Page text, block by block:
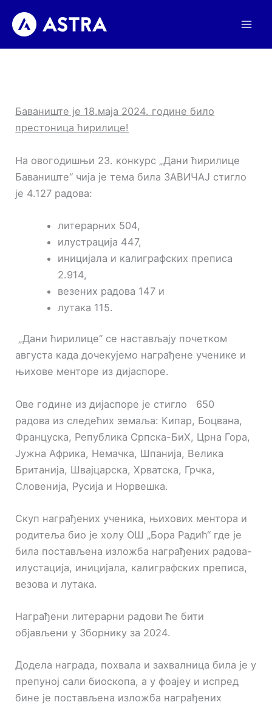
садржај
Баваниште је 18.маја 2024. године било
престоница ћирилице!
На овогодишњи 23. конкурс „Дани ћирилице
Баваниште“ чија је тема била ЗАВИЧАЈ стигло
је 4.127 радова:
литерарних 504,
илустрација 447,
иницијала и калиграфских преписа
2.914,
везених радова 147 и
лутака 115.
„Дани ћирилице“ се настављају почетком
августа када дочекујемо награђене ученике и
њихове менторе из дијаспоре.
Ове године из дијаспоре је стигло 650
радова из следећих земаља: Кипар, Боцвана,
Француска, Република Српска-БиХ, Црна Гора,
Јужна Африка, Немачка, Шпанија, Велика
Британија, Швајцарска, Хрватска, Грчка,
Словенија, Русија и Норвешка.
Скуп награђених ученика, њихових ментора и
родитеља био је холу ОШ „Бора Радић“ где је
била постављена изложба награђених радова-
илустација, иницијала, калиграфских преписа,
везова и лутака.
Награђени литерарни радови ће бити
објављени у Зборнику за 2024.
Додела награда, похвала и захвалница била је у
препуној сали биоскопа, а у фоајеу и испред
бине је постављена изложба награђених